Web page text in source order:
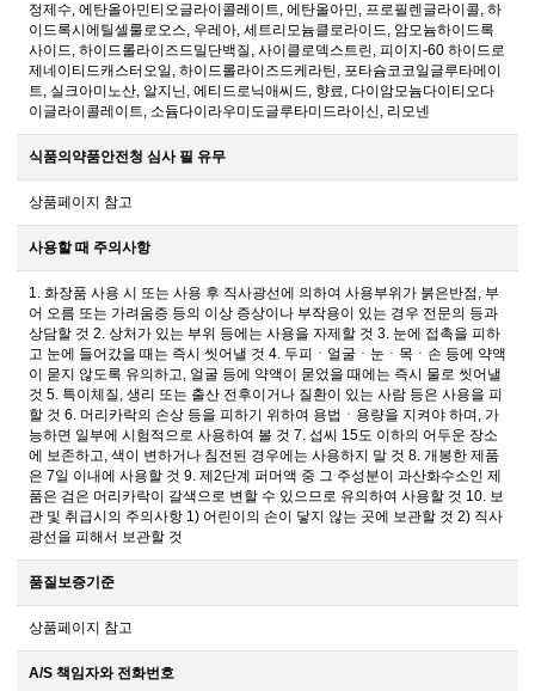
정제수, 에탄올아민티오글라이콜레이트, 에탄올아민, 프로필렌글라이콜, 하
이드록시에틸셀룰로오스, 우레아, 세트리모늄클로라이드, 암모늄하이드록
사이드, 하이드롤라이즈드밀단백질, 사이클로덱스트린, 피이지-60 하이드로
제네이티드캐스터오일, 하이드롤라이즈드케라틴, 포타슘코코일글루타메이
트, 실크아미노산, 알지닌, 에티드로닉애씨드, 향료, 다이암모늄다이티오다
이글라이콜레이트, 소듐다이라우미도글루타미드라이신, 리모넨
식품의약품안전청 심사 필 유무
상품페이지 참고
사용할 때 주의사항
1. 화장품 사용 시 또는 사용 후 직사광선에 의하여 사용부위가 붉은반점, 부
어 오름 또는 가려움증 등의 이상 증상이나 부작용이 있는 경우 전문의 등과
상담할 것 2. 상처가 있는 부위 등에는 사용을 자제할 것 3. 눈에 접촉을 피하
고 눈에 들어갔을 때는 즉시 씻어낼 것 4. 두피ㆍ얼굴ㆍ눈ㆍ목ㆍ손 등에 약액
이 묻지 않도록 유의하고, 얼굴 등에 약액이 묻었을 때에는 즉시 물로 씻어낼
것 5. 특이체질, 생리 또는 출산 전후이거나 질환이 있는 사람 등은 사용을 피
할 것 6. 머리카락의 손상 등을 피하기 위하여 용법ㆍ용량을 지켜야 하며, 가
능하면 일부에 시험적으로 사용하여 볼 것 7. 섭씨 15도 이하의 어두운 장소
에 보존하고, 색이 변하거나 침전된 경우에는 사용하지 말 것 8. 개봉한 제품
은 7일 이내에 사용할 것 9. 제2단계 퍼머액 중 그 주성분이 과산화수소인 제
품은 검은 머리카락이 갈색으로 변할 수 있으므로 유의하여 사용할 것 10. 보
관 및 취급시의 주의사항 1) 어린이의 손이 닿지 않는 곳에 보관할 것 2) 직사
광선을 피해서 보관할 것
품질보증기준
상품페이지 참고
A/S 책임자와 전화번호